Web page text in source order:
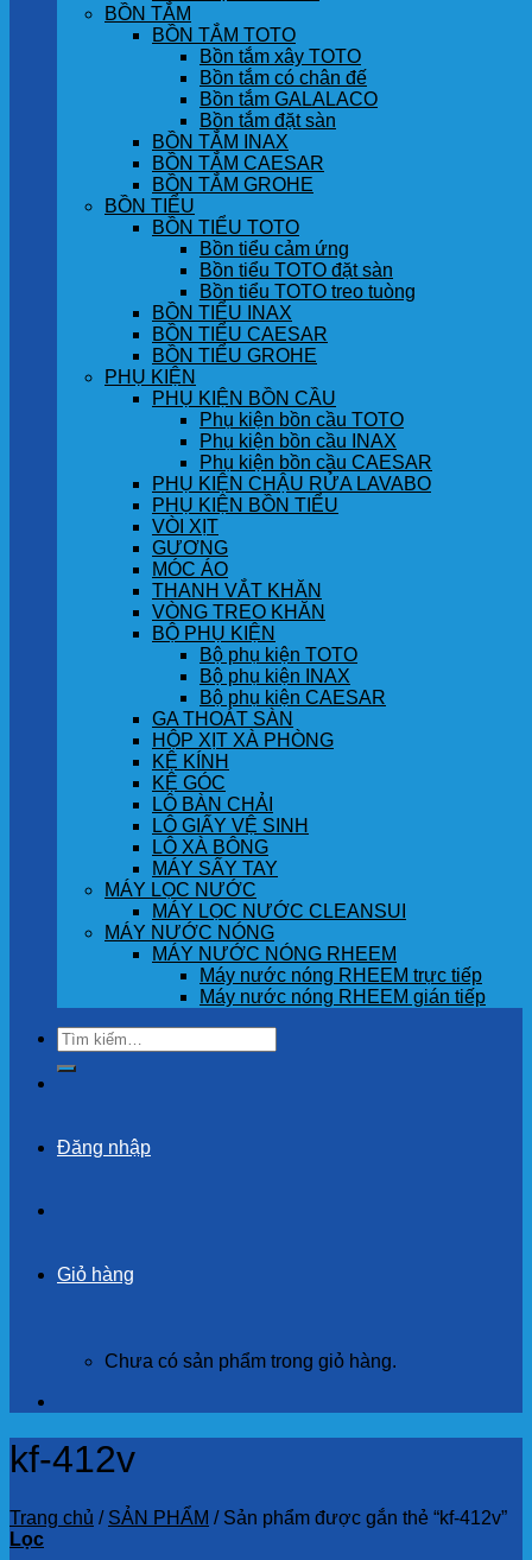
BỒN TẮM
BỒN TẮM TOTO
Bồn tắm xây TOTO
Bồn tắm có chân đế
Bồn tắm GALALACO
Bồn tắm đặt sàn
BỒN TẮM INAX
BỒN TẮM CAESAR
BỒN TẮM GROHE
BỒN TIỂU
BỒN TIỂU TOTO
Bồn tiểu cảm ứng
Bồn tiểu TOTO đặt sàn
Bồn tiểu TOTO treo tuòng
BỒN TIỂU INAX
BỒN TIỂU CAESAR
BỒN TIỂU GROHE
PHỤ KIỆN
PHỤ KIỆN BỒN CẦU
Phụ kiện bồn cầu TOTO
Phụ kiện bồn cầu INAX
Phụ kiện bồn cầu CAESAR
PHỤ KIỆN CHẬU RỬA LAVABO
PHỤ KIỆN BỒN TIỂU
VÒI XỊT
GƯƠNG
MÓC ÁO
THANH VẮT KHĂN
VÒNG TREO KHĂN
BỘ PHỤ KIỆN
Bộ phụ kiện TOTO
Bộ phụ kiện INAX
Bộ phụ kiện CAESAR
GA THOÁT SÀN
HỘP XỊT XÀ PHÒNG
KỆ KÍNH
KỆ GÓC
LÔ BÀN CHẢI
LÔ GIẤY VỆ SINH
LÔ XÀ BÔNG
MÁY SẤY TAY
MÁY LỌC NƯỚC
MÁY LỌC NƯỚC CLEANSUI
MÁY NƯỚC NÓNG
MÁY NƯỚC NÓNG RHEEM
Máy nước nóng RHEEM trực tiếp
Máy nước nóng RHEEM gián tiếp
Tìm
kiếm:
Đăng nhập
Giỏ hàng
Chưa có sản phẩm trong giỏ hàng.
kf-412v
Trang chủ / SẢN PHẨM /Sản phẩm được gắn thẻ “kf-412v”
Lọc